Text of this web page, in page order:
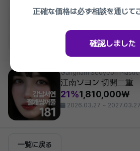
江南(カンナム)ソヨン
38% 1,600,000₩
2026.03.27 ~ 2027.03.27
Gangnam Seoyeon
江南ソヨン 切開二重
21%1,810,000₩
2026.03.27 ~ 2027.03.27
一覧に戻る
正確な価格は必ず相談を通じて
確認しました